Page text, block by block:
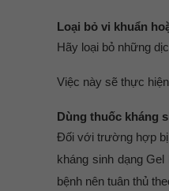
Loại bỏ vi khuẩn
Hãy loại bỏ những
Việc này sẽ thực
Dùng thuốc kháng
Đối với trường hợp bị
kháng sinh dạng
bệnh nên tuân thủ